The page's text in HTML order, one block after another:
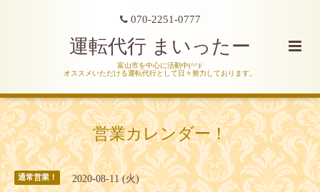
070-2251-0777
運転代行 まいったー
富山市を中心に活動中(^^)/
オススメいただける運転代行として日々努力しております。
営業カレンダー！
通常営業！ 2020-08-11 (火)